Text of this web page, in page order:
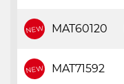
MAT60120
MAT71592